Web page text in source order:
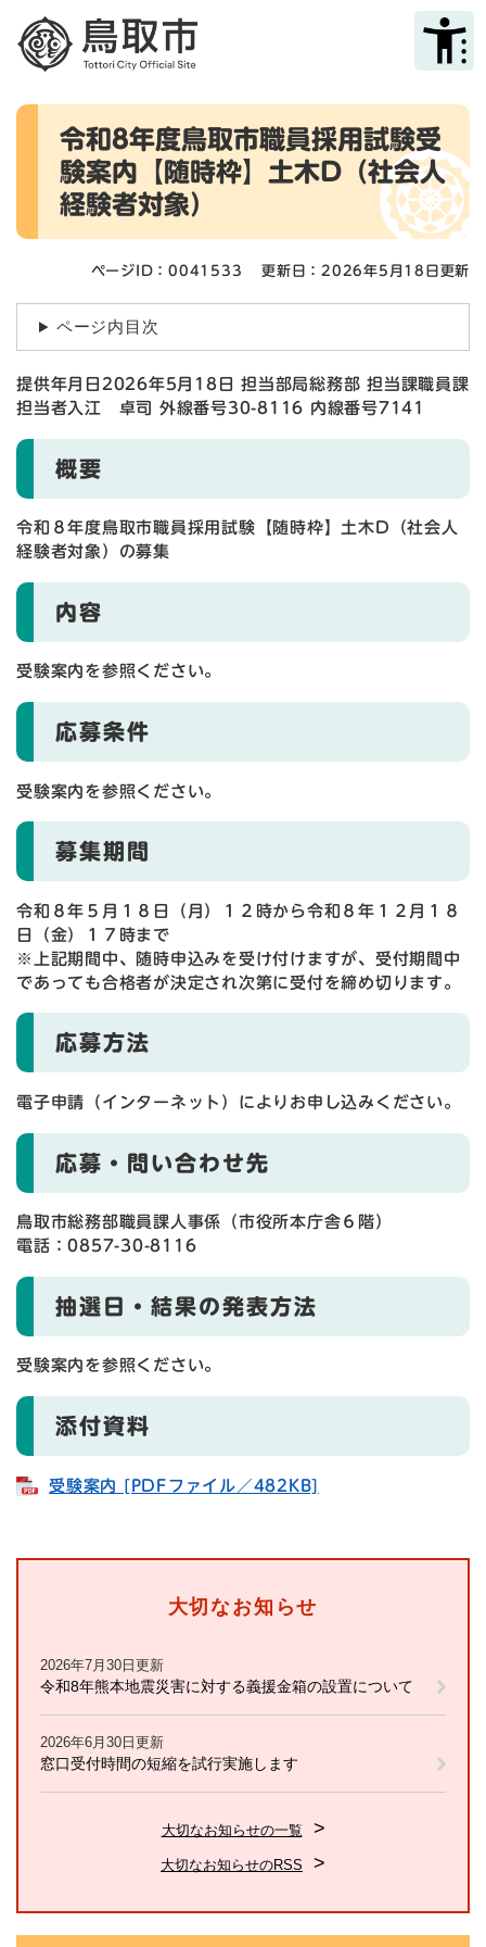
メニューを飛ばして本文へ
本
令和8年度鳥取市職員採用試験受
験案内【随時枠】土木D（社会人
経験者対象）
ページID：0041533 更新日：2026年5月18日更新
ページ内目次
提供年月日2026年5月18日 担当部局総務部 担当課職員課
担当者入江 卓司 外線番号30-8116 内線番号7141
概要
令和８年度鳥取市職員採用試験【随時枠】土木D（社会人
経験者対象）の募集
内容
受験案内を参照ください。
応募条件
受験案内を参照ください。
募集期間
令和８年５月１８日（月）１２時から令和８年１２月１８
日（金）１７時まで
※上記期間中、随時申込みを受け付けますが、受付期間中
であっても合格者が決定され次第に受付を締め切ります。
応募方法
電子申請（インターネット）によりお申し込みください。
応募・問い合わせ先
鳥取市総務部職員課人事係（市役所本庁舎６階）
電話：0857-30-8116
抽選日・結果の発表方法
受験案内を参照ください。
添付資料
受験案内 [PDFファイル／482KB]
大切なお知らせ
2026年7月30日更新
令和8年熊本地震災害に対する義援金箱の設置について
2026年6月30日更新
窓口受付時間の短縮を試行実施します
大切なお知らせの一覧
大切なお知らせのRSS